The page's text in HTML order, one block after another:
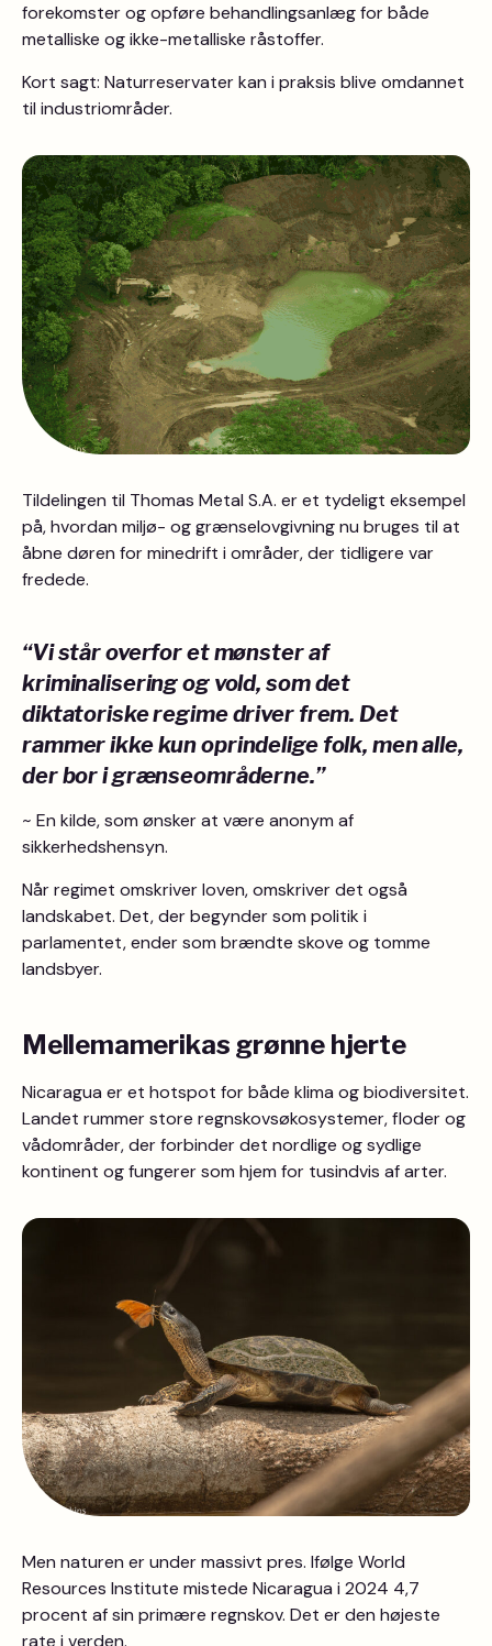
forekomster og opføre behandlingsanlæg for både
metalliske og ikke-metalliske råstoffer.
Kort sagt: Naturreservater kan i praksis blive omdannet
til industriområder.
Tildelingen til Thomas Metal S.A. er et tydeligt eksempel
på, hvordan miljø- og grænselovgivning nu bruges til at
åbne døren for minedrift i områder, der tidligere var
fredede.
“Vi står overfor et mønster af
kriminalisering og vold, som det
diktatoriske regime driver frem. Det
rammer ikke kun oprindelige folk, men alle,
der bor i grænseområderne.”
~ En kilde, som ønsker at være anonym af
sikkerhedshensyn.
Når regimet omskriver loven, omskriver det også
landskabet. Det, der begynder som politik i
parlamentet, ender som brændte skove og tomme
landsbyer.
Mellemamerikas grønne hjerte
Nicaragua er et hotspot for både klima og biodiversitet.
Landet rummer store regnskovsøkosystemer, floder og
vådområder, der forbinder det nordlige og sydlige
kontinent og fungerer som hjem for tusindvis af arter.
Men naturen er under massivt pres. Ifølge World
Resources Institute mistede Nicaragua i 2024 4,7
procent af sin primære regnskov. Det er den højeste